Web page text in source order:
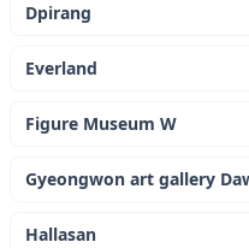
Dpirang
Everland
Figure Museum W
Gyeongwon art gallery
Hallasan